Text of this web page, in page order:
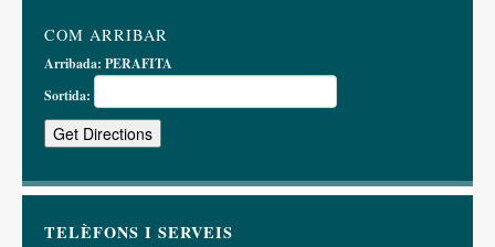
COM ARRIBAR
Arribada: PERAFITA
Sortida:
TELÈFONS I SERVEIS